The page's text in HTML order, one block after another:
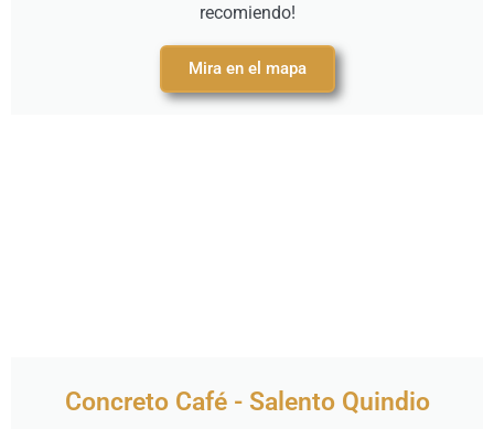
recomiendo!
Mira en el mapa
Concreto Café - Salento Quindio